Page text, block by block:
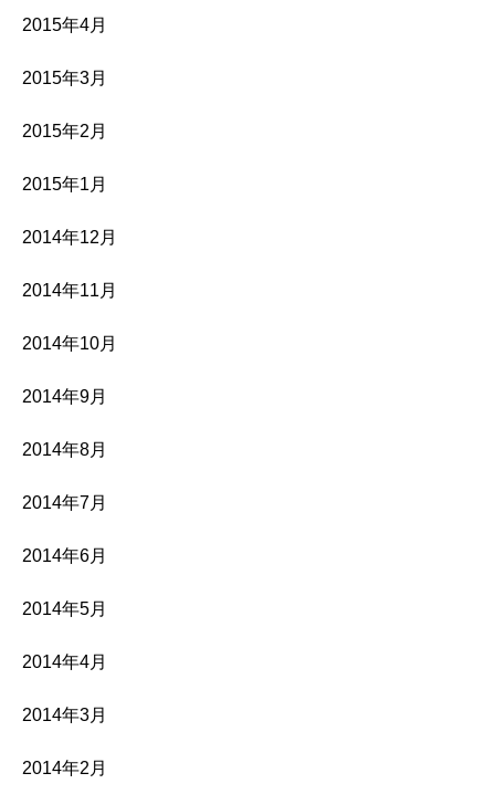
2015年4月
2015年3月
2015年2月
2015年1月
2014年12月
2014年11月
2014年10月
2014年9月
2014年8月
2014年7月
2014年6月
2014年5月
2014年4月
2014年3月
2014年2月